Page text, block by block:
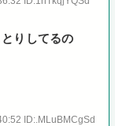
りしてるの
ID:.MLuBMCgSd